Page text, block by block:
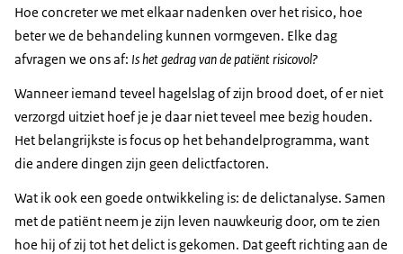
Hoe concreter we met elkaar nadenken over het risico, hoe
beter we de behandeling kunnen vormgeven. Elke dag
afvragen we ons af: Is het gedrag van de patiënt risicovol?
Wanneer iemand teveel hagelslag of zijn brood doet, of er niet
verzorgd uitziet hoef je je daar niet teveel mee bezig houden.
Het belangrijkste is focus op het behandelprogramma, want
die andere dingen zijn geen delictfactoren.
Wat ik ook een goede ontwikkeling is: de delictanalyse. Samen
met de patiënt neem je zijn leven nauwkeurig door, om te zien
hoe hij of zij tot het delict is gekomen. Dat geeft richting aan de